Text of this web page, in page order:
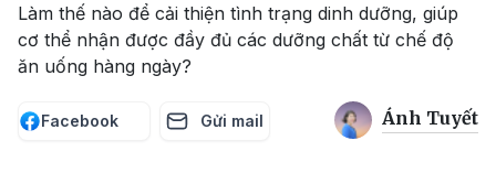
Làm thế nào để cải thiện tình trạng dinh dưỡng, giúp
cơ thể nhận được đầy đủ các dưỡng chất từ chế độ
ăn uống hàng ngày?
Facebook Gửi mail Ánh Tuyết